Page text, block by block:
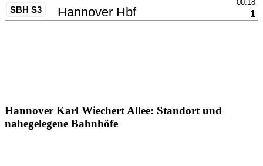
Hannover Karl Wiechert Allee: Standort und
nahegelegene Bahnhöfe